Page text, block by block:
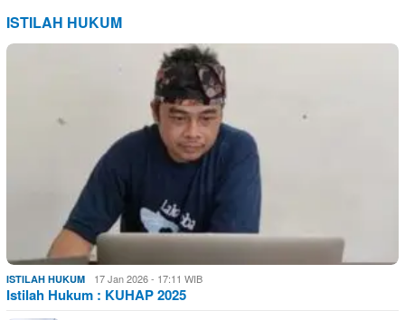
ISTILAH HUKUM
ISTILAH HUKUM 17 Jan 2026 - 17:11 WIB
Istilah Hukum : KUHAP 2025